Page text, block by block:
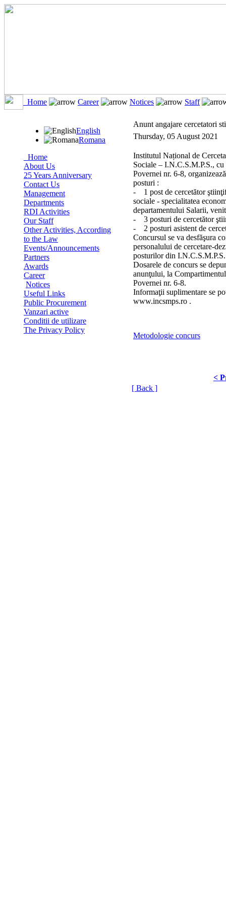
Home Career Notices Staff
English
Romana
Home
About Us
25 Years Anniversary
Contact Us
Management
Departments
RDI Activities
Our Staff
Other Activities, According
to the Law
Events/Announcements
Partners
Awards
Career
Notices
Useful Links
Public Procurement
Vanzari active
Conditii de utilizare
The Privacy Policy
Anunt angajare cercetatori
Thursday, 05 August 2021
Institutul Național de
Sociale – I.N.C.S.M.P.S.,
Povernei nr. 6-8,
posturi :
- 1 post de cercetător
sociale - specialitatea
departamentului Salarii,
- 3 posturi de cercetător
- 2 posturi asistent de
Concursul se va desfăşura
personalului de cercetare-
posturilor din I.N.C.S.M.P.S.
Dosarele de concurs se
anunţului, la
Povernei nr. 6-8.
Informaţii suplimentare se
www.incsmps.ro .
Metodologie concurs
<
[ Back ]